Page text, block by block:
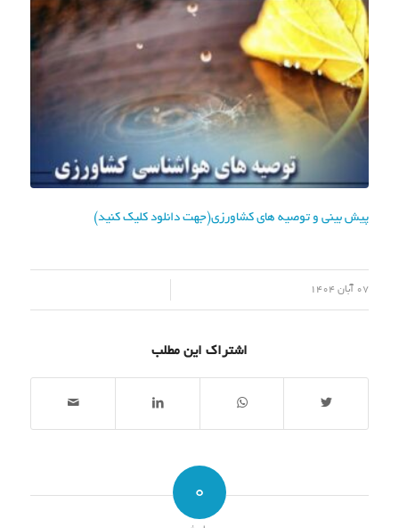
پیش بینی و توصیه های کشاورزی(جهت دانلود کلیک کنید)
07 آبان 1404
اشتراک این مطلب
0